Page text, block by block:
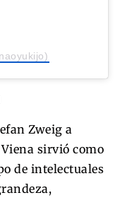
Zweig a
sirvió como
de intelectuales